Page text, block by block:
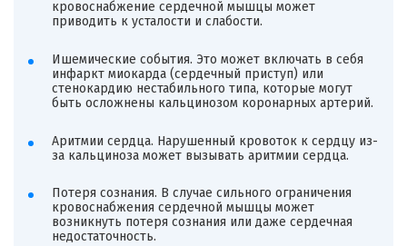
кровоснабжение сердечной мышцы может
приводить к усталости и слабости.
Ишемические события. Это может включать в себя
инфаркт миокарда (сердечный приступ) или
стенокардию нестабильного типа, которые могут
быть осложнены кальцинозом коронарных артерий.
Аритмии сердца. Нарушенный кровоток к сердцу из-
за кальциноза может вызывать аритмии сердца.
Потеря сознания. В случае сильного ограничения
кровоснабжения сердечной мышцы может
возникнуть потеря сознания или даже сердечная
недостаточность.